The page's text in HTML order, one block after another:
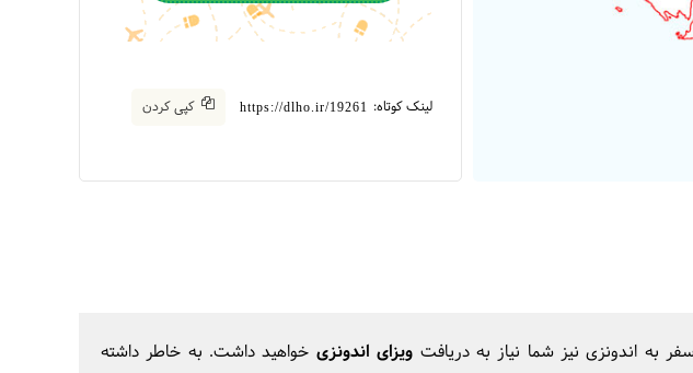
لینک کوتاه: https://dlho.ir/19261 کپی کردن
به اندونزی نیز شما نیاز به دریافت ویزای اندونزی خواهید داشت. به خاطر داشته